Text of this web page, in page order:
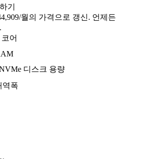
기
월의 가격으로 갱신. 언제든
어
디스크 용량
역폭